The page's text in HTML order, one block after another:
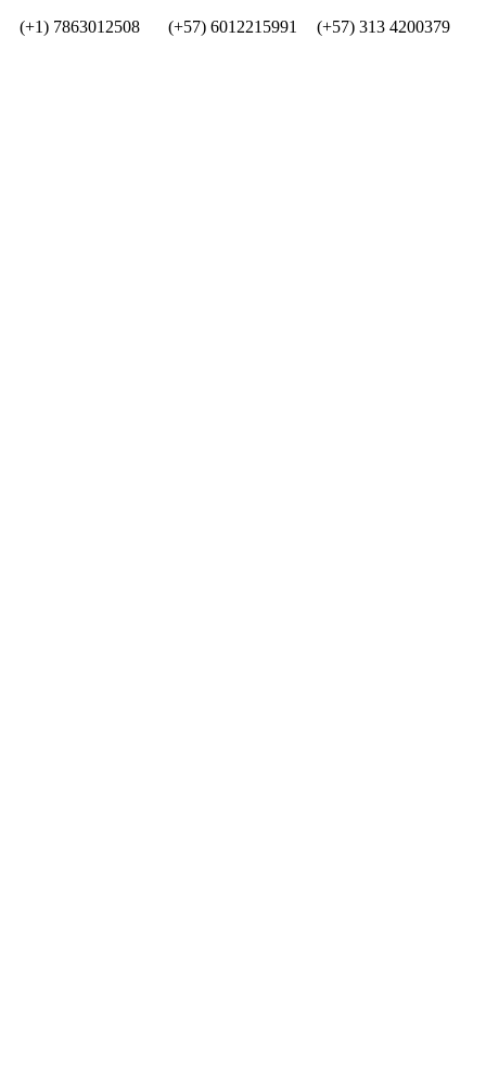
(+1) 7863012508 (+57) 6012215991 (+57) 313 4200379